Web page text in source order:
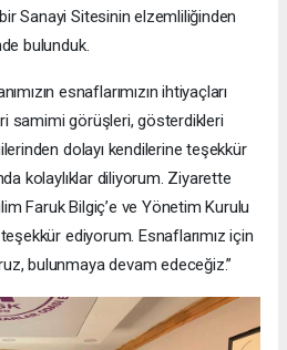
Sanayi Sitesinin elzemliliğinden
bulunduk.
esnaflarımızın ihtiyaçları
samimi görüşleri, gösterdikleri
dolayı kendilerine teşekkür
kolaylıklar diliyorum. Ziyarette
Faruk Bilgiç’e ve Yönetim Kurulu
ediyorum. Esnaflarımız için
bulunmaya devam edeceğiz.”